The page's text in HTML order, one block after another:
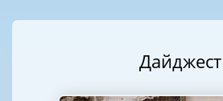
Дайджест